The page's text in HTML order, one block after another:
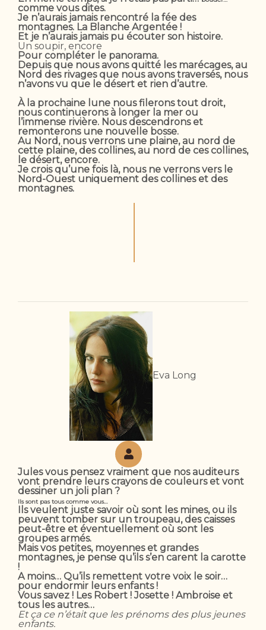
comme vous dites.
Je n’aurais jamais rencontré la fée des
montagnes. La Blanche Argentée !
Et je n’aurais jamais pu écouter son histoire.
Un soupir, encore
Pour compléter le panorama.
Depuis que nous avons quitté les marécages, au
Nord des rivages que nous avons traversés, nous
n’avons vu que le désert et rien d’autre.
À la prochaine lune nous filerons tout droit,
nous continuerons à longer la mer ou
l’immense rivière. Nous descendrons et
remonterons une nouvelle bosse.
Au Nord, nous verrons une plaine, au nord de
cette plaine, des collines, au nord de ces collines,
le désert, encore.
Je crois qu’une fois là, nous ne verrons vers le
Nord-Ouest uniquement des collines et des
montagnes.
Eva Long
Jules vous pensez vraiment que nos auditeurs
vont prendre leurs crayons de couleurs et vont
dessiner un joli plan ?
Ils sont pas tous comme vous…
Ils veulent juste savoir où sont les mines, ou ils
peuvent tomber sur un troupeau, des caisses
peut-être et éventuellement où sont les
groupes armés.
Mais vos petites, moyennes et grandes
montagnes, je pense qu’ils s’en carent la carotte
!
A moins… Qu’ils remettent votre voix le soir…
pour endormir leurs enfants !
Vous savez ! Les Robert ! Josette ! Ambroise et
tous les autres…
Et ça ce n’était que les prénoms des plus jeunes
enfants.